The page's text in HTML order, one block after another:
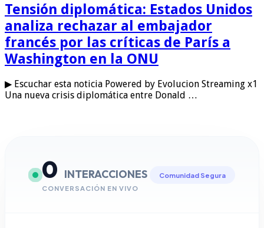
Tensión diplomática: Estados Unidos
analiza rechazar al embajador
francés por las críticas de París a
Washington en la ONU
▶ Escuchar esta noticia Powered by Evolucion Streaming x1
Una nueva crisis diplomática entre Donald …
0 INTERACCIONES
CONVERSACIÓN EN VIVO
Comunidad Segura